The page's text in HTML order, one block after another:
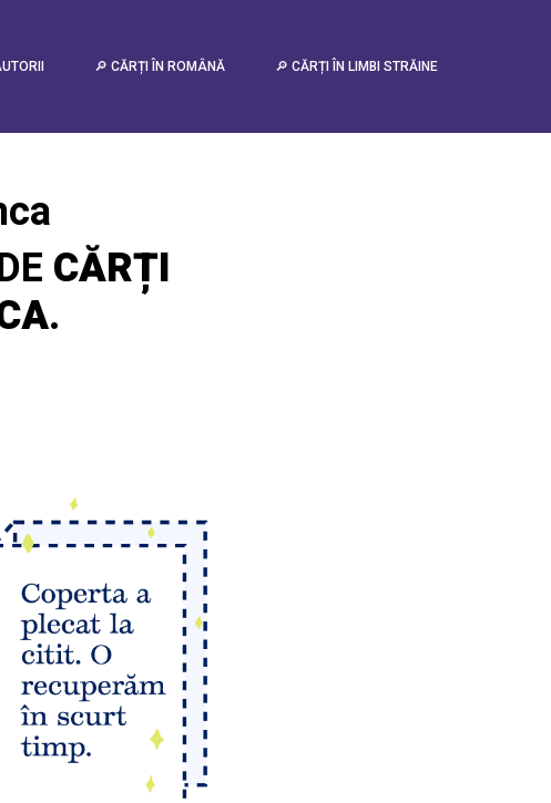
🔎 CĂRȚI ÎN ROMÂNĂ 🔎 CĂRȚI ÎN LIMBI STRĂINE
CĂRȚI
.